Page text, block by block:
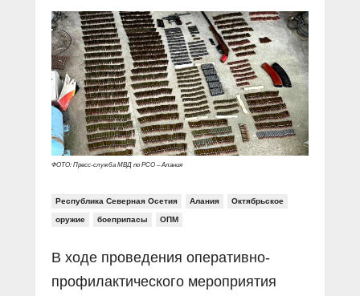
Документальные фильмы
В знании сила
Специальный репортаж
КиберПОСТОВОЙ
Газета «Щит и меч»
Журнал «Полиция России»
О ПОРТАЛЕ
Контакты
Вакансии
ФОТО: Пресс-служба МВД по РСО – Алания
Республика Северная Осетия Алания Октябрьское
оружие боеприпасы ОПМ
В ходе проведения оперативно-
профилактического мероприятия